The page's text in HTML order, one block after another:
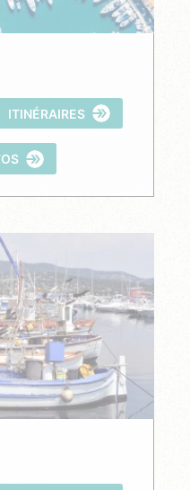
ITINÉRAIRES